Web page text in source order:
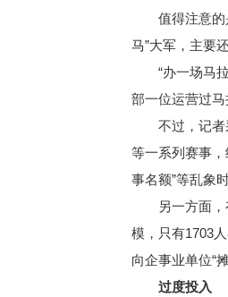
值得注意的是
马”大军，主要
“办一场马拉
部一位运营过
不过，记者采
等一系列赛事，
事名额”等乱象
另一方面，有
模，只有1703
向企事业单位“
过度投入